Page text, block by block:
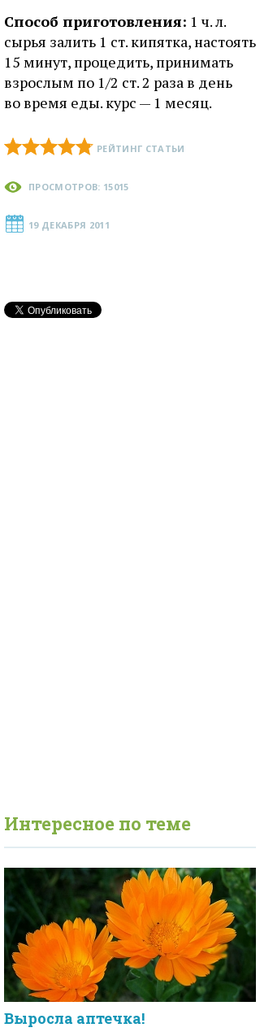
Способ приготовления: 1 ч. л.
сырья залить 1 ст. кипятка, настоять
15 минут, процедить, принимать
взрослым по 1/2 ст. 2 раза в день
во время еды. курс — 1 месяц.
РЕЙТИНГ СТАТЬИ
ПРОСМОТРОВ: 15015
19 ДЕКАБРЯ 2011
Интересное по теме
Выросла аптечка!